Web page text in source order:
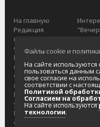
На главную
Редакция
портала
О проекте
Реклама на
портале
Отзывы и
предложения
Интернет-
услуги
Разработка
сайтов
Файлы cookie и
На сайте
пользоваться данным
свое согласие на
соответствии с
Политикой
Согласием на
На сайте используются
технологии.